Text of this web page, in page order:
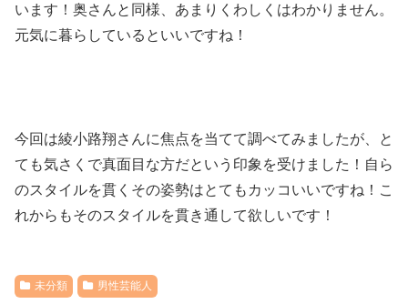
います！奥さんと同様、あまりくわしくはわかりません。
元気に暮らしているといいですね！
今回は綾小路翔さんに焦点を当てて調べてみましたが、と
ても気さくで真面目な方だという印象を受けました！自ら
のスタイルを貫くその姿勢はとてもカッコいいですね！こ
れからもそのスタイルを貫き通して欲しいです！
未分類 男性芸能人